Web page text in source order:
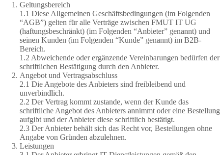
Geltungsbereich
1.1 Diese Allgemeinen Geschäftsbedingungen (im Folgenden
“AGB”) gelten für alle Verträge zwischen FMUT IT UG
(haftungsbeschränkt) (im Folgenden “Anbieter” genannt) und
seinen Kunden (im Folgenden “Kunde” genannt) im B2B-
Bereich.
1.2 Abweichende oder ergänzende Vereinbarungen bedürfen der
schriftlichen Bestätigung durch den Anbieter.
Angebot und Vertragsabschluss
2.1 Die Angebote des Anbieters sind freibleibend und
unverbindlich.
2.2 Der Vertrag kommt zustande, wenn der Kunde das
schriftliche Angebot des Anbieters annimmt oder eine Bestellung
aufgibt und der Anbieter diese schriftlich bestätigt.
2.3 Der Anbieter behält sich das Recht vor, Bestellungen ohne
Angabe von Gründen abzulehnen.
Leistungen